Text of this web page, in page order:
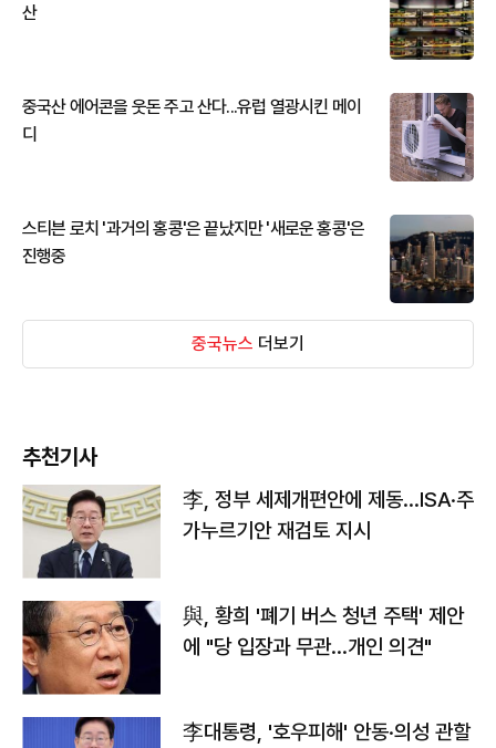
산
중국산 에어콘을 웃돈 주고 산다...유럽 열광시킨 메이
디
스티븐 로치 '과거의 홍콩'은 끝났지만 '새로운 홍콩'은
진행중
중국뉴스 더보기
추천기사
李, 정부 세제개편안에 제동…ISA·주
가누르기안 재검토 지시
與, 황희 '폐기 버스 청년 주택' 제안
에 "당 입장과 무관…개인 의견"
李대통령, '호우피해' 안동·의성 관할